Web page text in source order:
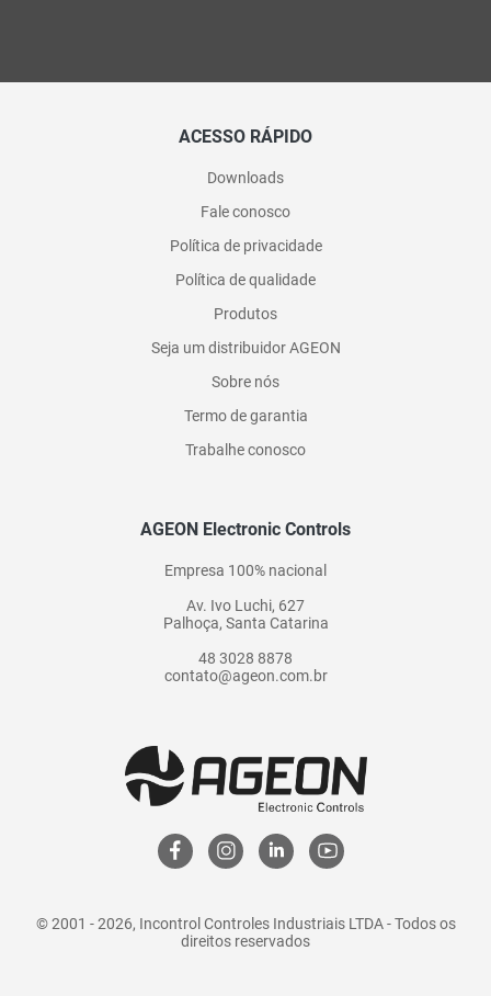
ACESSO RÁPIDO
Downloads
Fale conosco
Política de privacidade
Política de qualidade
Produtos
Seja um distribuidor AGEON
Sobre nós
Termo de garantia
Trabalhe conosco
AGEON Electronic Controls
Empresa 100% nacional
Av. Ivo Luchi, 627
Palhoça, Santa Catarina
48 3028 8878
contato@ageon.com.br
© 2001 - 2026, Incontrol Controles Industriais LTDA - Todos os
direitos reservados